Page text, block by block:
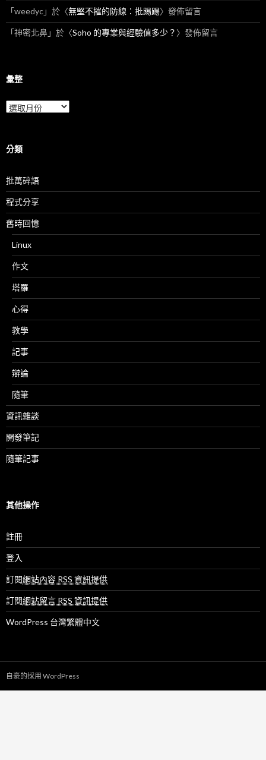
「weedyc」於〈無堅不摧的防線：批踢踢〉發佈留言
「神密北鼻」於〈Soho 的專業與經驗值多少？ 〉發佈留言
彙整
彙
整
分類
批萬碎語
程式分享
舊時回憶
Linux
作文
塔羅
心得
教學
記事
辯論
隨筆
資訊雜談
開發筆記
隨筆記事
其他操作
註冊
登入
訂閱網站內容 RSS 資訊提供
訂閱網站留言 RSS 資訊提供
WordPress 台灣繁體中文
自豪的採用 WordPress